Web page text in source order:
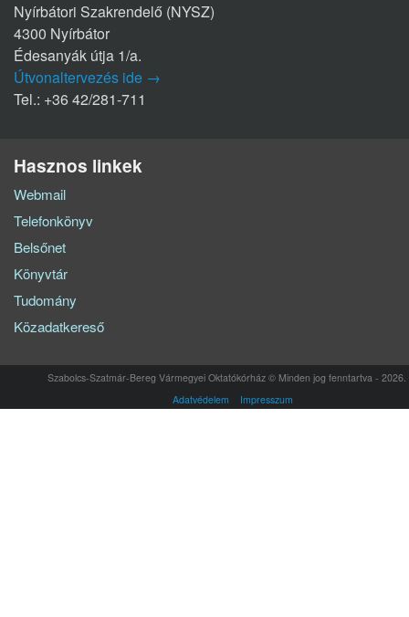
Nyírbátori Szakrendelő (NYSZ)
4300 Nyírbátor
Édesanyák útja 1/a.
Útvonaltervezés ide →
Tel.: +36 42/281-711
Hasznos linkek
Webmail
Telefonkönyv
Belsőnet
Könyvtár
Tudomány
Közadatkereső
Szabolcs-Szatmár-Bereg Vármegyei Oktatókórház © Minden jog fenntartva - 2026.
Adatvédelem
Impresszum